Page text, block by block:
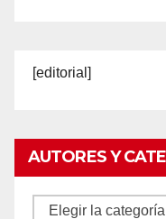
[editorial]
AUTORES Y
Autores